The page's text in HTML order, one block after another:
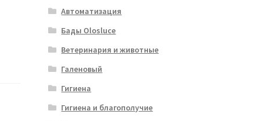
Автоматизация
Бады Olosluce
Ветеринария и животные
Галеновый
Гигиена
Гигиена и благополучие